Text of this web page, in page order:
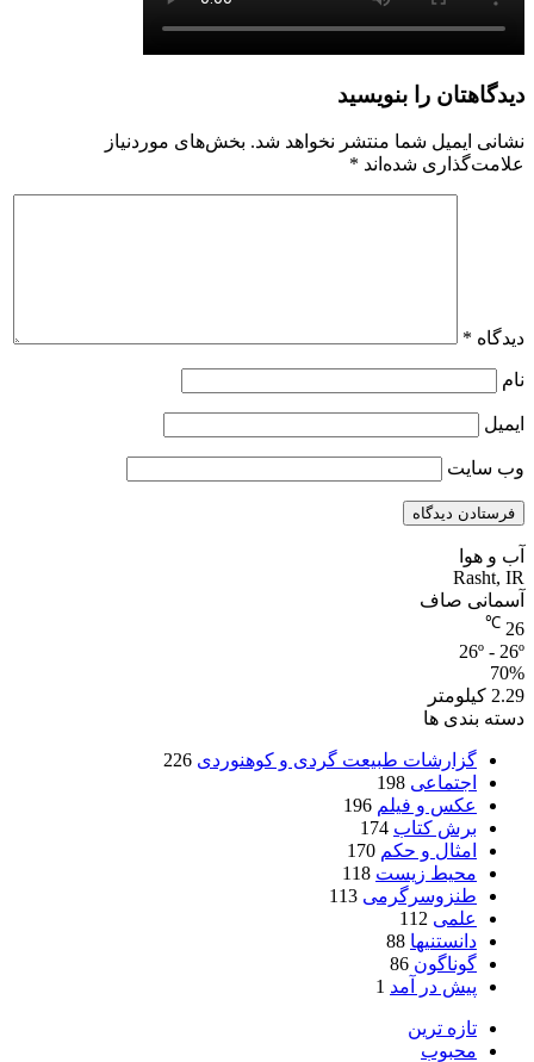
دیدگاهتان را بنویسید
نشانی ایمیل شما منتشر نخواهد شد. بخش‌های موردنیاز
علامت‌گذاری شده‌اند *
دیدگاه *
نام
ایمیل
وب‌ سایت
آب و هوا
Rasht, IR
آسمانی صاف
26
℃
26º - 26º
70%
2.29 کیلومتر
دسته بندی ها
گزارشات طبیعت گردی و کوهنوردی 226
اجتماعی 198
عکس و فیلم 196
برش کتاب 174
امثال و حکم 170
محیط زیست 118
طنزوسرگرمی 113
علمی 112
دانستنیها 88
گوناگون 86
پیش در آمد 1
تازه ترین
محبوب